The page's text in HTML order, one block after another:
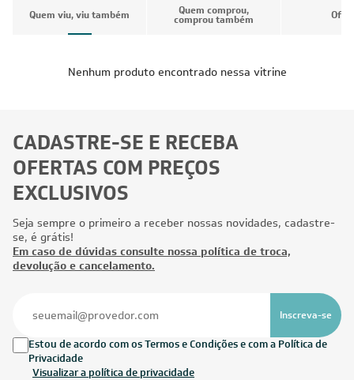
Quem viu, viu também Quem comprou,
comprou também
Nenhum produto encontrado nessa vitrine
CADASTRE-SE E RECEBA
OFERTAS COM PREÇOS
EXCLUSIVOS
Seja sempre o primeiro a receber nossas novidades, cadastre-
se, é grátis!
Em caso de dúvidas consulte nossa política de troca,
devolução e cancelamento.
Inscreva-se
Estou de acordo com os Termos e Condições e com a Política de
Privacidade
Visualizar a política de privacidade